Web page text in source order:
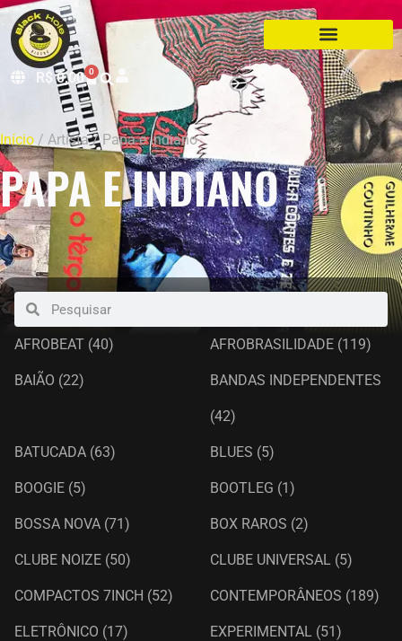
R$0,00 0
Início / Artista / Papa e Indiano
PAPA E INDIANO
AFROBEAT (40) AFROBRASILIDADE (119)
BAIÃO (22) BANDAS INDEPENDENTES
(42)
BATUCADA (63) BLUES (5)
BOOGIE (5) BOOTLEG (1)
BOSSA NOVA (71) BOX RAROS (2)
CLUBE NOIZE (50) CLUBE UNIVERSAL (5)
COMPACTOS 7INCH (52) CONTEMPORÂNEOS (189)
ELETRÔNICO (17) EXPERIMENTAL (51)